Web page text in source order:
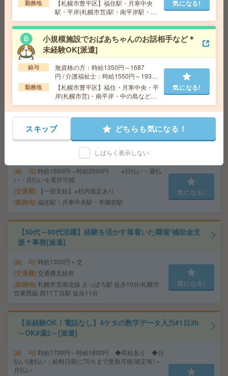
交通費 【一部支給】＊勤務地や仕事内容により異な
る場合があります
勤務地 福住駅・月寒中央駅・学園前駅
【中央区/駅チカ】時短も相談OK！土日休みの不動産事務
[派遣]
給 与 時給1300円
交通費支給
勤務地 北海道 札幌市中央区 「大通駅」 徒歩 2分
気になる!
＜急募×シフト自由＞地下鉄の忘れ物情報をもくもく入力
給 与 時給1650円～時給2000円 ※日払い・週払
い・月払いを選択可能
交通費 【一部支給】※社内規定あり
勤務地 福住駅・月寒中央駅・学園前駅
気になる!
【50代～60代活躍】経験を活かす落着いた職場*補助金支
援＊事務[派遣]
給 与 時給1300円＋交
交通費 交通費支給有
勤務地 札幌市営南北線 さっぽろ駅 徒歩10分/札幌市
営東西線 西11丁目駅 徒歩11分
気になる!
【未経験OK！電話なし】4ケタの数字データ入力#1日3h
～OK#週2～[派遣]
給 与 時給1700円～時給1800円 ◆昇給あり ◆日
払い(速払い：給料日前に70％まで受取可能/規定有)＋
月払い
勤務地
【札幌市豊平区】福住駅・月寒中央
駅・平岸(札幌市営)駅・南平岸駅・中
の島駅など勤務地多数！
気になる!
小規模施設でおばあちゃんのお話相手など＊
未経験OK[派遣]
給与
無資格の方：時給1350円～1687
円 / 介護福祉士：時給1550円～1937
円 / 初任者以上：時給1450円～1812
円
勤務地
【札幌市豊平区】福住・月寒中央・平
岸(札幌市営)・南平岸・中の島など勤
務地多数！
気になる!
スキップ どちらも気になる！
しばらく表示しない